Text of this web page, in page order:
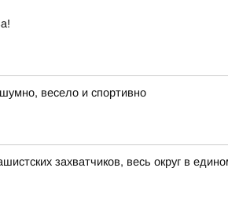
весело и спортивно
захватчиков, весь округ в